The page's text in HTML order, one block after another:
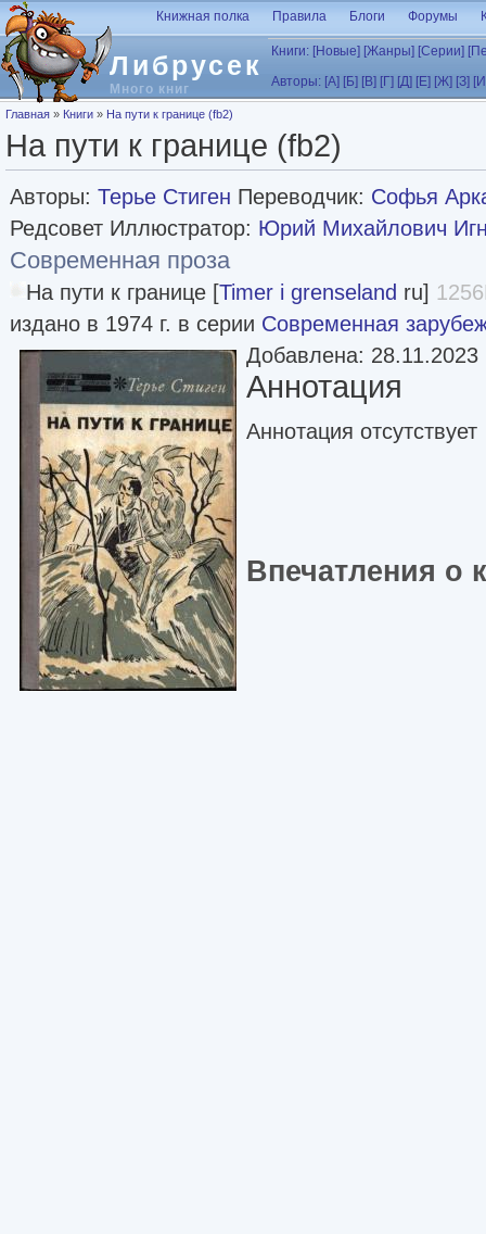
Перейти к основному содержанию
Либрусек
Много книг
Книжная полка Правила Блоги Форумы
Книги: [Новые] [Жанры] [Серии]
Авторы: [А] [Б] [В] [Г] [Д] [Е] [Ж] [З]
Вы здесь
Главная » Книги » На пути к границе (fb2)
На пути к границе (fb2)
Авторы: Терье Стиген Переводчик: Софья
Редсовет Иллюстратор: Юрий Михайлович
Современная проза
На пути к границе [Timer i grenseland ru]
издано в 1974 г. в серии Современная
Добавлена: 28.11.2023
Аннотация
Аннотация отсутствует
Впечатления о